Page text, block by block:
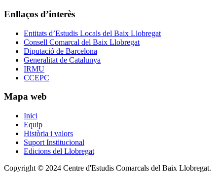
Enllaços d’interès
Entitats d’Estudis Locals del Baix Llobregat
Consell Comarcal del Baix Llobregat
Diputació de Barcelona
Generalitat de Catalunya
IRMU
CCEPC
Mapa web
Inici
Equip
Història i valors
Suport Institucional
Edicions del Llobregat
Copyright © 2024 Centre d'Estudis Comarcals del Baix Llobregat.